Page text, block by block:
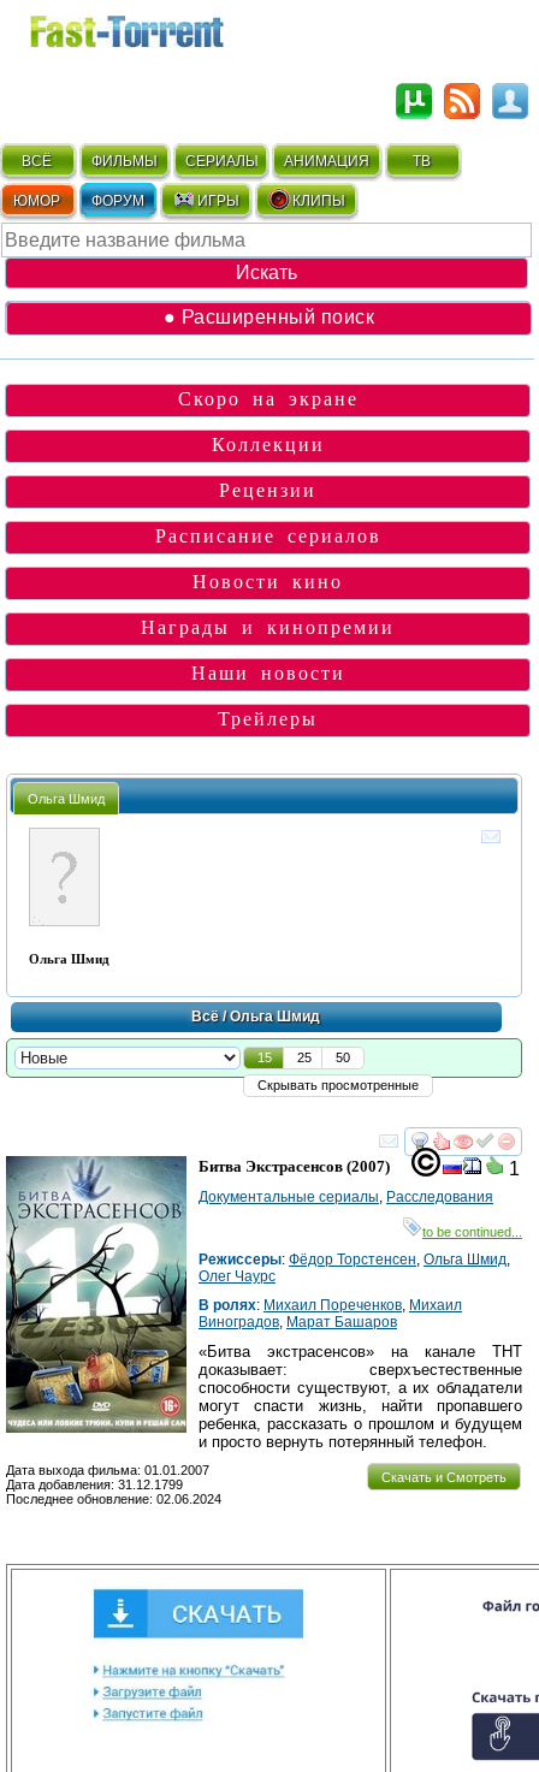
ВСЁ ФИЛЬМЫ СЕРИАЛЫ АНИМАЦИЯ ТВ
ЮМОР ФОРУМ ИГРЫ КЛИПЫ
● Расширенный поиск
Скоро на экране
Коллекции
Рецензии
Расписание сериалов
Новости кино
Награды и кинопремии
Наши новости
Трейлеры
Ольга Шмид
Ольга Шмид
Всё/ Ольга Шмид
15 25
50
Скрывать просмотренные
смотреть
на
фильм
для
вашего
региона
1
Битва Экстрасенсов (2007)
Документальные сериалы Расследования
to be continued...
Режиссеры: Фёдор Торстенсен Ольга Шмид
Олег Чаурс
В ролях: Михаил Пореченков Михаил
Виноградов Марат Башаров
«Битва экстрасенсов» на канале ТНТ
доказывает: сверхъестественные
способности существуют, а их обладатели
могут спасти жизнь, найти пропавшего
ребенка, рассказать о прошлом и будущем
и просто вернуть потерянный телефон.
Скачать и Смотреть
Дата выхода фильма: 01.01.2007
Дата добавления: 31.12.1799
Последнее обновление: 02.06.2024